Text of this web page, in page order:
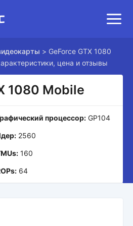
> GeForce GTX 1080
цена и отзывы
1080 Mobile
процессор: GP104
2560
160
64